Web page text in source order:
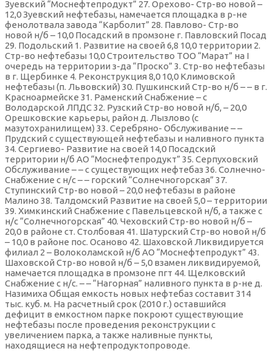
Зуевский “Моснефтепродукт” 27. Орехово- Стр-во новой –
12,0 Зуевский нефтебазы, намечается площадка в р-не
фенолотвала завода “Карболит” 28. Павлово- Стр-во
новой н/б – 10,0 Посадский в промзоне г. Павловский Посад
29. Подольский 1. Развитие на своей 6,8 10,0 территории 2.
Стр-во нефтебазы 10,0 Строительство ТОО “Марат” на I
очередь на территории з-да “Проско” 3. Стр-во нефтебазы
в г. Щербинке 4. Реконструкция 8,0 10,0 Климовской
нефтебазы (п. Львовский) 30. Пушкинский Стр-во н/б – – в г.
Красноармейске 31. Раменский Снабжение – с
Володарской ЛПДС 32. Рузский Стр-во новой н/б, – 20,0
Орешковские карьеры, район д. Лызлово (с
мазутохранилищем) 33. Серебряно- Обслуживание – –
Прудский с существующей нефтебазы и наливного пункта
34. Сергиево- Развитие на своей 14,0 Посадский
территории н/б АО “Моснефтепродукт” 35. Серпуховский
Обслуживание – – с существующих нефтебаз 36. Солнечно-
Снабжение с н/с – – горский “Солнечногорская” 37.
Ступинский Стр-во новой – 20,0 нефтебазы в районе
Малино 38. Талдомский Развитие на своей 5,0 – территории
39. Химкинский Снабжение с Павельцевской н/б, а также с
н/с “Солнечногорская” 40. Чеховский Стр-во новой н/б –
20,0 в районе ст. Столбовая 41. Шатурский Стр-во новой н/б
– 10,0 в районе пос. Осаново 42. Шаховской Ликвидируется
филиал 2 – Волоколамской н/б АО “Моснефтепродукт” 43.
Шаховской Стр-во новой н/б – 5,0 взамен ликвидируемой,
намечается площадка в промзоне пгт 44. Щелковский
Снабжение с н/с. – – “Нагорная” наливного пункта в р-не д.
Назимиха Общая емкость новых нефтебаз составит 314
тыс. куб. м. На расчетный срок (2010 г.) оставшийся
дефицит в емкостном парке покроют существующие
нефтебазы после проведения реконструкции с
увеличением парка, а также наливные пункты,
находящиеся на нефтепродуктопроводе.